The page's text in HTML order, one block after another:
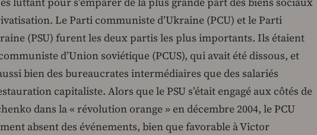
Le Parti communiste d’Ukraine (PCU) et le Parti
(PSU) furent les deux partis les plus importants. Ils étaient
d’Union soviétique (PCUS), qui avait été dissous, et
bien des bureaucrates intermédiaires que des salariés
capitaliste. Alors que le PSU s’était engagé aux côtés de
dans la « révolution orange » en décembre 2004, le PCU
absent des événements, bien que favorable à Victor